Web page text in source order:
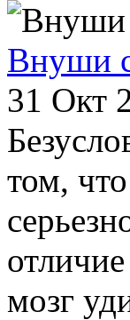
Внуши
31 Окт
том,
мозг